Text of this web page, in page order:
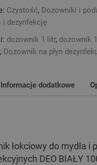
Czystość, Dozowniki i
i dezynfekcję
dozownik 1 litr, dozownik
, Dozownik na płyn
Informacje dodatkowe
łokciowy do mydła i
DEO BIAŁY